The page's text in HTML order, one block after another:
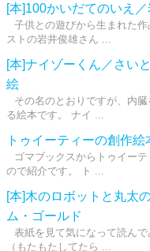
[本]100かいだてのいえ
子供との遊びから生まれた
ストの岩井俊雄さん ...
[本]ナイゾーくん／さい
絵
その名のとおりですが、内
る絵本です。 ナイ ...
トゥイーティーの創作絵
ゴマブックスからトゥイー
ので紹介です。 ト ...
[本]木のロボットと丸太
ム・ゴールド
表紙を見て気になって読ん
（もたもたしてたら ...